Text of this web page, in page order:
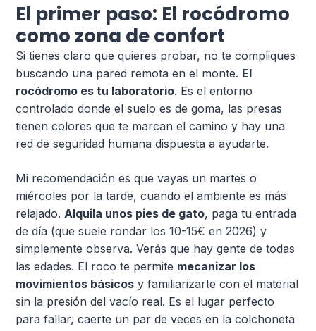
El primer paso: El rocódromo
como zona de confort
Si tienes claro que quieres probar, no te compliques
buscando una pared remota en el monte. El
rocódromo es tu laboratorio. Es el entorno
controlado donde el suelo es de goma, las presas
tienen colores que te marcan el camino y hay una
red de seguridad humana dispuesta a ayudarte.
Mi recomendación es que vayas un martes o
miércoles por la tarde, cuando el ambiente es más
relajado. Alquila unos pies de gato, paga tu entrada
de día (que suele rondar los 10-15€ en 2026) y
simplemente observa. Verás que hay gente de todas
las edades. El roco te permite mecanizar los
movimientos básicos y familiarizarte con el material
sin la presión del vacío real. Es el lugar perfecto
para fallar, caerte un par de veces en la colchoneta